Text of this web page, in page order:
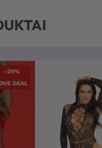
-29%
DEAL